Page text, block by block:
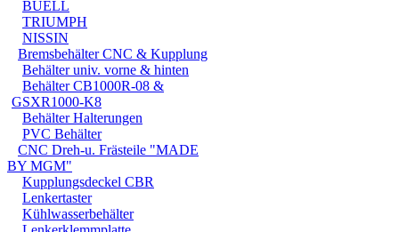
BUELL
TRIUMPH
NISSIN
Bremsbehälter CNC & Kupplung
Behälter univ. vorne & hinten
Behälter CB1000R-08 &
GSXR1000-K8
Behälter Halterungen
PVC Behälter
CNC Dreh-u. Frästeile "MADE
BY MGM"
Kupplungsdeckel CBR
Lenkertaster
Kühlwasserbehälter